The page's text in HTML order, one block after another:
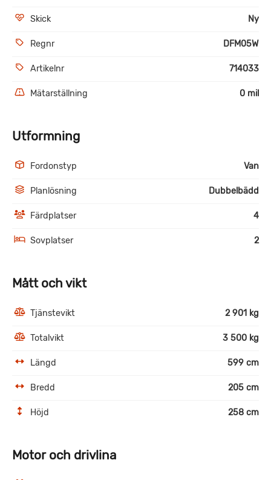
Skick Ny
Regnr DFM05W
Artikelnr 714033
Mätarställning 0 mil
Utformning
Fordonstyp Van
Planlösning Dubbelbädd
Färdplatser 4
Sovplatser 2
Mått och vikt
Tjänstevikt 2 901 kg
Totalvikt 3 500 kg
Längd 599 cm
Bredd 205 cm
Höjd 258 cm
Motor och drivlina